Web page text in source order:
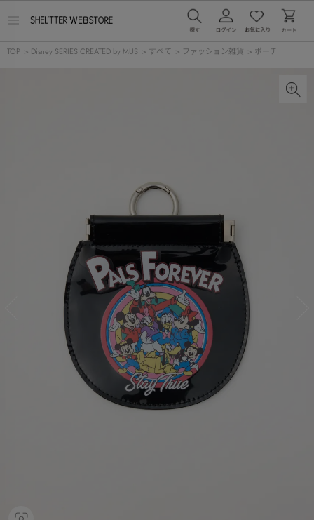
ー
TOP > Disney SERIES CREATED by MUS > すべて > ファッション雑貨 > ポーチ